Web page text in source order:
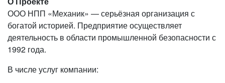
ООО НПП «Механик» — серьёзная организация с
богатой историей. Предприятие осуществляет
деятельность в области промышленной безопасности с
1992 года.
В числе услуг компании: